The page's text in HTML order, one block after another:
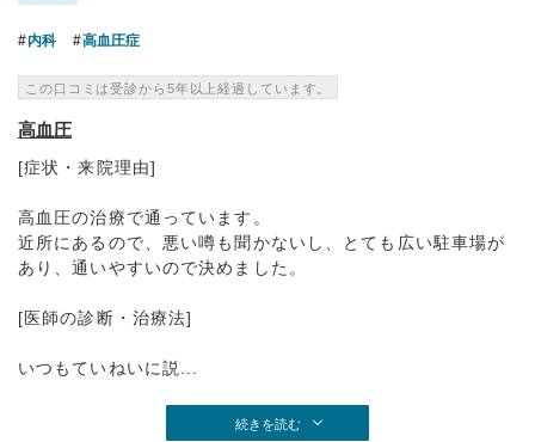
内科 高血圧症
この口コミは受診から5年以上経過しています。
高血圧
[症状・来院理由]
高血圧の治療で通っています。
近所にあるので、悪い噂も聞かないし、とても広い駐車場が
あり、通いやすいので決めました。
[医師の診断・治療法]
いつもていねいに説...
続きを読む